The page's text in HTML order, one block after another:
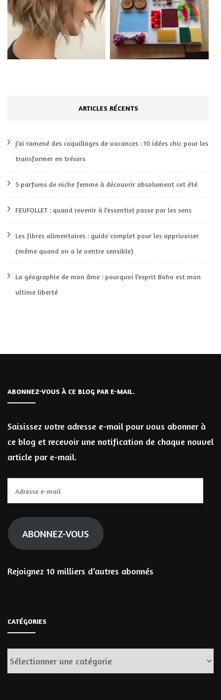
ARTICLES RÉCENTS
J’ai ramené des coquillages de vacances : 10 idées chic pour les
transformer en trésors
5 parfums de niche femme à découvrir absolument cet été
FEUFOLLET : quand revenir à l’essentiel passe par les sens
Les fibres alimentaires : guide complet pour les apprivoiser
(même quand on a le ventre sensible)
La géographie de mon âme : pourquoi l’esprit Boho est mon
ultime liberté
ABONNEZ-VOUS À CE BLOG PAR E-MAIL.
Saisissez votre adresse e-mail pour vous abonner à
ce blog et recevoir une notification de chaque nouvel
article par e-mail.
e-
mail
ABONNEZ-VOUS
Rejoignez 10 milliers d’autres abonnés
CATÉGORIES
Catégories